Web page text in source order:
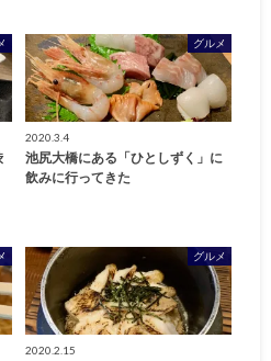
グルメ
2020.3.4
池尻大橋にある「ひとしずく」に
飲みに行ってきた
グルメ
2020.2.15